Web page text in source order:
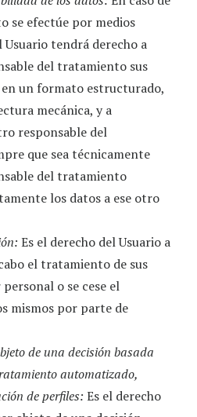
se efectúe por medios
tendrá derecho a
del tratamiento sus
un formato estructurado,
mecánica, y a
responsable del
que sea técnicamente
del tratamiento
los datos a ese otro
Es el derecho del Usuario a
el tratamiento de sus
o se cese el
mismos por parte de
de una decisión basada
automatizado,
de perfiles: Es el derecho